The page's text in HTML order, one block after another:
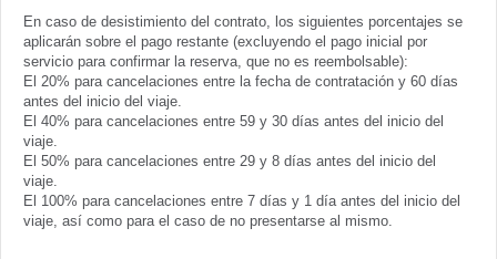
En caso de desistimiento del contrato, los siguientes porcentajes se
aplicarán sobre el pago restante (excluyendo el pago inicial por
servicio para confirmar la reserva, que no es reembolsable):
El 20% para cancelaciones entre la fecha de contratación y 60 días
antes del inicio del viaje.
El 40% para cancelaciones entre 59 y 30 días antes del inicio del
viaje.
El 50% para cancelaciones entre 29 y 8 días antes del inicio del
viaje.
El 100% para cancelaciones entre 7 días y 1 día antes del inicio del
viaje, así como para el caso de no presentarse al mismo.